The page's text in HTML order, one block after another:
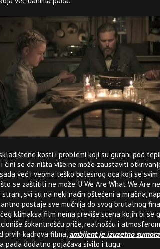
kosti i problemi koji su gurani pod
čini se da ništa više ne može zaustaviti
već i veoma teško bolesnog oca koji se
se zaštititi ne može. U We Are What We Are
svi su na neki način oštećeni a mračna,
postaje sve mučnija do svog brutalnog
klimaksa film nema previše scena kojih bi se
šokantnošću priče, realnošću i
prvih kadrova filma,ambijent je izuzetno
pada dodatno pojačava sivilo i tugu.